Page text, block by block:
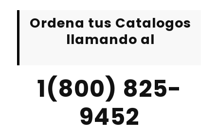
Ordena tus Catalogos
llamando al
1(800) 825-
9452